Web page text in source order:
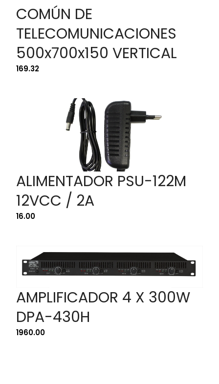
COMÚN DE
TELECOMUNICACIONES
500x700x150 VERTICAL
169.32
ALIMENTADOR PSU-122M
12VCC / 2A
16.00
AMPLIFICADOR 4 X 300W
DPA-430H
1960.00